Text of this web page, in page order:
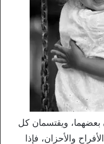
بعضهما، ويقتسمان كل
والأحزان، فإذا